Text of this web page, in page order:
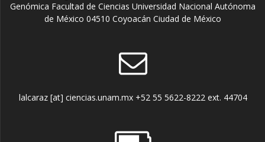
Genómica Facultad de Ciencias Universidad Nacional Autónoma
de México 04510 Coyoacán Ciudad de México
lalcaraz [at] ciencias.unam.mx +52 55 5622-8222 ext. 44704